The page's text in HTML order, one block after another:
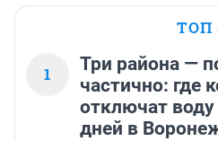
ТОП
1
Три района —
частично: где
отключат воду
дней в